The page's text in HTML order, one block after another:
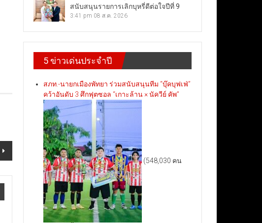
สนับสนุนรายการเลิกบุหรี่ดีต่อใจปีที่ 9
3:41 pm 08 ส.ค. 2026
5 ข่าวเด่นประจำปี
สภท.-นายกเมืองพัทยา ร่วมสนับสนุนทีม “บุ๊คบุฟเฟ่”
คว้าอันดับ 3 ศึกฟุตซอล “เกาะล้าน × นัควีย์ คัพ”
(548,030 คน